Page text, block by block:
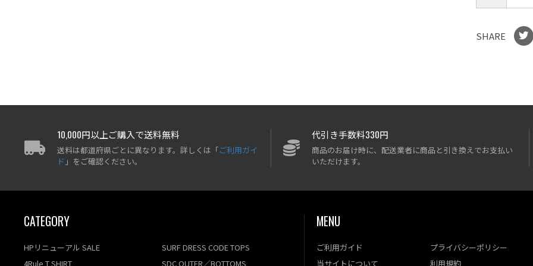
SHARE
10,000円以上ご購入で送料無料
送料は都道府県ごとに異なります。詳しくは「ご利用ガイ
ド 」をご確認ください。
代引き手数料330円
商品のお届け時に、配送業者に商品と引き換えでお支払い
いただけます。
CATEGORY
HPリニューアル SALE
4Rule T SHIRT
SURF DRESS CODE TOPS
SDC OUTER／BOTTOMS
MENU
ご利用ガイド
当サイトについて
プライバシーポリシー
利用規約